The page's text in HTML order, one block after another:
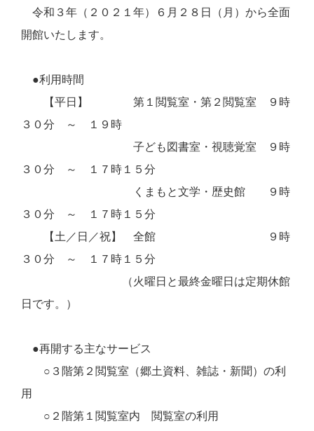
令和３年（２０２１年）６月２８日（月）から全面
開館いたします。
●利用時間
【平日】 第１閲覧室・第２閲覧室 ９時
３０分 ～ １９時
子ども図書室・視聴覚室 ９時
３０分 ～ １７時１５分
くまもと文学・歴史館 ９時
３０分 ～ １７時１５分
【土／日／祝】 全館 ９時
３０分 ～ １７時１５分
（火曜日と最終金曜日は定期休館
日です。）
●再開する主なサービス
○３階第２閲覧室（郷土資料、雑誌・新聞）の利
用
○２階第１閲覧室内 閲覧室の利用